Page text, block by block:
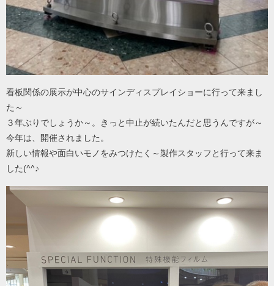
看板関係の展示が中心のサインディスプレイショーに行って来まし
た～
３年ぶりでしょうか～。きっと中止が続いたんだと思うんですが～
今年は、開催されました。
新しい情報や面白いモノをみつけたく～製作スタッフと行って来ま
した(^^♪